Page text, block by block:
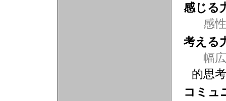
感じる
感性
考える
幅
的思
コミュ